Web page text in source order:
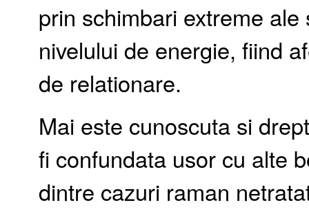
prin schimbari extreme
nivelului de energie, fiind
de relationare.
Mai este cunoscuta si
fi confundata usor cu alte
dintre cazuri raman